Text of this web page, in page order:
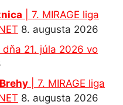
| 7. MIRAGE liga
8. augusta 2026
21. júla 2026 vo
Brehy | 7. MIRAGE liga
8. augusta 2026